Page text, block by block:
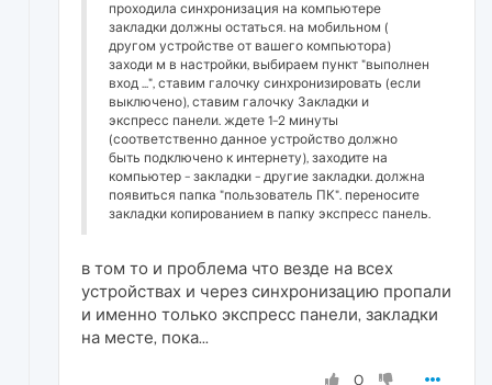
проходила синхронизация на компьютере
закладки должны остаться. на мобильном (
другом устройстве от вашего компьютора)
заходи м в настройки, выбираем пункт "выполнен
вход ...", ставим галочку синхронизировать (если
выключено), ставим галочку Закладки и
экспресс панели. ждете 1-2 минуты
(соответственно данное устройство должно
быть подключено к интернету), заходите на
компьютер - закладки - другие закладки. должна
появиться папка "пользователь ПК". переносите
закладки копированием в папку экспресс панель.
в том то и проблема что везде на всех
устройствах и через синхронизацию пропали
и именно только экспресс панели, закладки
на месте, пока...
0